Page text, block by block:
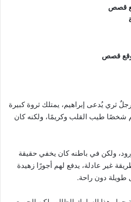
قصص
قصص
ثري يُدعى إبراهيم، يمتلك ثروة كبيرة
شخصًا طيب القلب وكريمًا، ولكنه كان
ولكن في باطنه كان يخفي حقيقة
غير عادلة، يدفع لهم أجورًا زهيدة
دون راحة.